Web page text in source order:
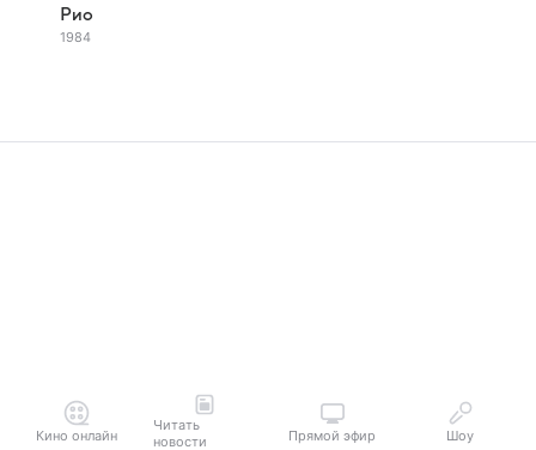
Рио
1984
Кино онлайн
Читать
новости
Прямой эфир Шоу